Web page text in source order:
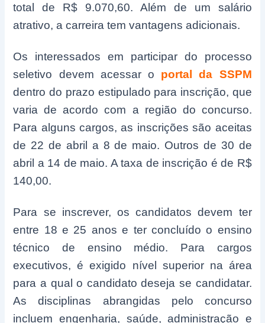
total de R$ 9.070,60. Além de um salário
atrativo, a carreira tem vantagens adicionais.
Os interessados em participar do processo
seletivo devem acessar o
portal da SSPM
dentro do prazo estipulado para inscrição, que
varia de acordo com a região do concurso.
Para alguns cargos, as inscrições são aceitas
de 22 de abril a 8 de maio. Outros de 30 de
abril a 14 de maio. A taxa de inscrição é de R$
140,00.
Para se inscrever, os candidatos devem ter
entre 18 e 25 anos e ter concluído o ensino
técnico de ensino médio. Para cargos
executivos, é exigido nível superior na área
para a qual o candidato deseja se candidatar.
As disciplinas abrangidas pelo concurso
incluem engenharia, saúde, administração e